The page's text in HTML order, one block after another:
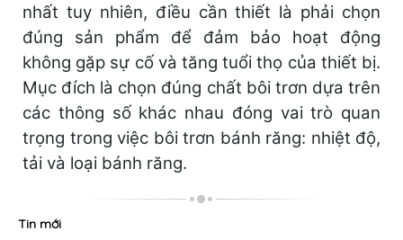
nhất tuy nhiên, điều cần thiết là phải chọn
đúng sản phẩm để đảm bảo hoạt động
không gặp sự cố và tăng tuổi thọ của thiết bị.
Mục đích là chọn đúng chất bôi trơn dựa trên
các thông số khác nhau đóng vai trò quan
trọng trong việc bôi trơn bánh răng: nhiệt độ,
tải và loại bánh răng.
Tin mới